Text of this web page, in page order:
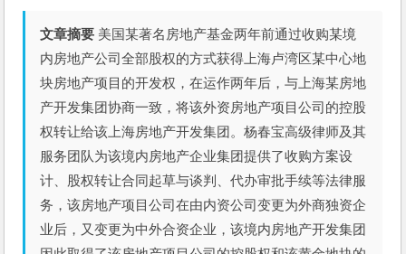
文章摘要 美国某著名房地产基金两年前通过收购某境
内房地产公司全部股权的方式获得上海卢湾区某中心地
块房地产项目的开发权，在运作两年后，与上海某房地
产开发集团协商一致，将该外资房地产项目公司的控股
权转让给该上海房地产开发集团。杨春宝高级律师及其
服务团队为该境内房地产企业集团提供了收购方案设
计、股权转让合同起草与谈判、代办审批手续等法律服
务，该房地产项目公司在由内资公司变更为外商独资企
业后，又变更为中外合资企业，该境内房地产开发集团